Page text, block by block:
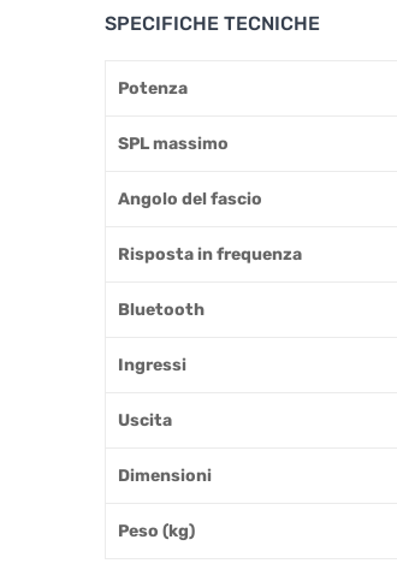
SPECIFICHE TECNICHE
Potenza
SPL massimo
Angolo del fascio
Risposta in frequenza
Bluetooth
Ingressi
Uscita
Dimensioni
Peso (kg)